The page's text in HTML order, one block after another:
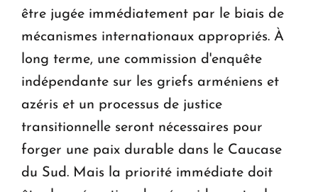
être jugée immédiatement par le biais de
mécanismes internationaux appropriés. À
long terme, une commission d'enquête
indépendante sur les griefs arméniens et
azéris et un processus de justice
transitionnelle seront nécessaires pour
forger une paix durable dans le Caucase
du Sud. Mais la priorité immédiate doit